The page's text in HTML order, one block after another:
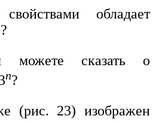
обладает
?
сказать о
n?
(рис. 23) изображен